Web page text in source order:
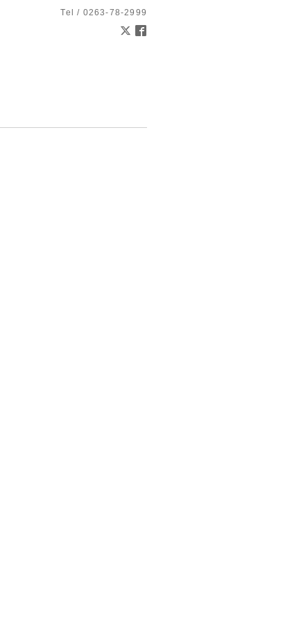
Tel / 0263-78-2999